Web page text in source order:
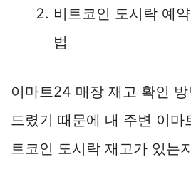
비트코인 도시락 예
법
이마트24 매장 재고 확인
드렸기 때문에 내 주변 이마
트코인 도시락 재고가 있는